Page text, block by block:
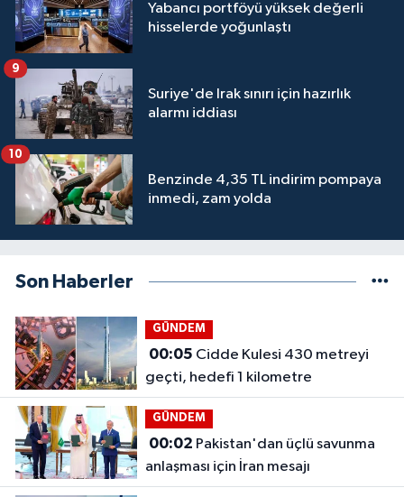
Yabancı portföyü yüksek değerli
hisselerde yoğunlaştı
Suriye'de Irak sınırı için hazırlık
alarmı iddiası
9
Benzinde 4,35 TL indirim pompaya
inmedi, zam yolda
10
Son Haberler
GÜNDEM
00:05
geçti, hedefi 1 kilometre
GÜNDEM
00:02
anlaşması için İran mesajı